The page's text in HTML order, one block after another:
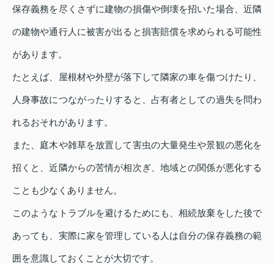
保存義務を尽くさずに建物の損傷や倒壊を招いた場合、近隣
の建物や通行人に被害が出ると損害賠償を求められる可能性
があります。
たとえば、屋根材や外壁が落下して隣家の車を傷つけたり、
人身事故につながったりすると、占有者としての過失を問わ
れるおそれがあります。
また、庭木や雑草を放置して害虫の大量発生や景観の悪化を
招くと、近隣からの苦情が相次ぎ、地域との関係が悪化する
ことも少なくありません。
このようなトラブルを避けるためにも、相続放棄をした後で
あっても、実際に家を管理している人は自分の保存義務の範
囲を意識しておくことが大切です。